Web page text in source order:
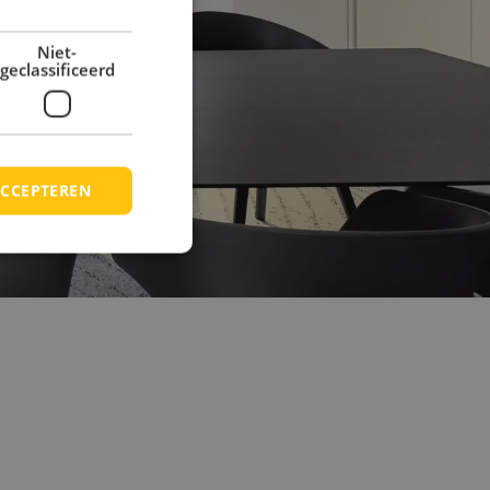
Niet-
geclassificeerd